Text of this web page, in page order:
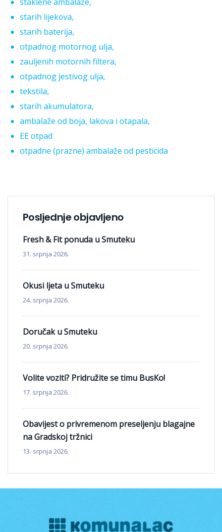
starih lijekova,
starih baterija,
otpadnog motornog ulja,
zauljenih motornih filtera,
otpadnog jestivog ulja,
tekstila,
starih akumulatora,
ambalaže od boja, lakova i otapala,
EE otpad
otpadne (prazne) ambalaže od pesticida
Posljednje objavljeno
Fresh & Fit ponuda u Smuteku
31. srpnja 2026.
Okusi ljeta u Smuteku
24. srpnja 2026.
Doručak u Smuteku
20. srpnja 2026.
Volite voziti? Pridružite se timu BusKo!
17. srpnja 2026.
Obavijest o privremenom preseljenju blagajne
na Gradskoj tržnici
13. srpnja 2026.